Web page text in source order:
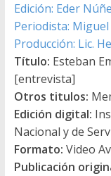
Edición: Eder
Periodista: Miguel
Producción: Lic.
Título: Esteban
[entrevista]
Otros titulos:
Edición digital:
Nacional y de
Formato: Video
Publicación